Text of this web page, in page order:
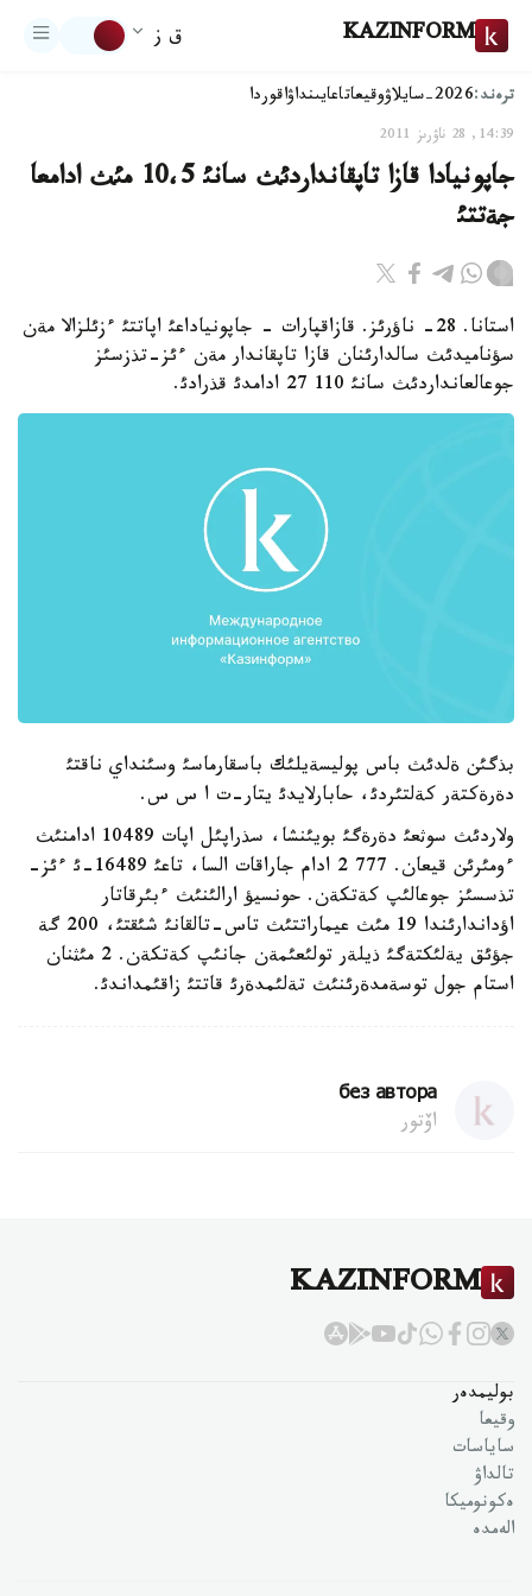
KAZINFORM ق ز
ترەند:2026-سايلاۋ وقيعاتاعايىنداۋاقوردا
14:39, 28 ناۋرىز 2011
جاپونيادا قازا تاپقانداردئث سانئ 10،5 مئث ادامعا
جةتتئ
استانا. 28- ناؤرئز. قازاقپارات - جاپونياداعئ اپاتتئ ءزئلزالا مةن
سؤناميدئث سالدارئنان قازا تاپقاندار مةن ءئز-تذزسئز
جوعالعانداردئث سانئ 110 27 ادامدئ قذرادئ.
بذگئن ةلدئث باس پوليسةيلئك باسقارماسئ وسئنداي ناقتئ
دةرةكتةر كةلتئردئ، حابارلايدئ يتار-ت ا س س.
ولاردئث سوثعئ دةرةگئ بويئنشا، سذراپئل اپات 10489 ادامنئث
ءومئرئن قيعان. 777 2 ادام جاراقات السا، تاعئ 16489-ئ ءئز-
تذسسئز جوعالئپ كةتكةن. حونسيؤ ارالئنئث ءبئرقاتار
اؤداندارئندا 19 مئث عيماراتتئث تاس-تالقانئ شئقتئ، 200 گة
جؤئق يةلئكتةگئ ذيلةر تولئعئمةن جانئپ كةتكةن. 2 مئثنان
استام جول توسةمدةرئنئث تةلئمدةرئ قاتتئ زاقئمداندئ.
без автора
اۆتور
KAZINFORM
بوليمدەر
وقيعا
ساياسات
تالداۋ
ەكونوميكا
الەمدە